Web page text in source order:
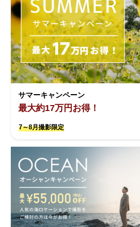
サマーキャンペーン
最大約17万円お得！
7～8月撮影限定